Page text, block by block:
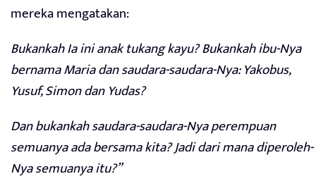
mereka mengatakan:
Bukankah Ia ini anak tukang kayu? Bukankah ibu-Nya
bernama Maria dan saudara-saudara-Nya: Yakobus,
Yusuf, Simon dan Yudas?
Dan bukankah saudara-saudara-Nya perempuan
semuanya ada bersama kita? Jadi dari mana diperoleh-
Nya semuanya itu?”